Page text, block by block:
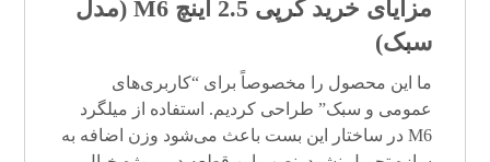
مزایای خرید کرپی 2.5 اینچ M6 (مدل
سبک)
ما این محصول را مخصوصاً برای “کاربری‌های
عمومی و سبک” طراحی کردیم. استفاده از میلگرد
M6 در ساختار این بست باعث می‌شود وزن اضافه به